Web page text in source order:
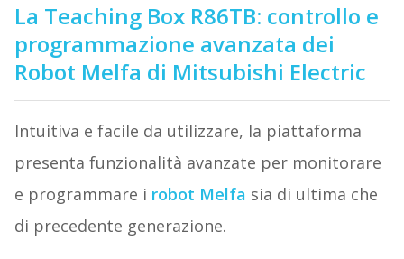
La Teaching Box R86TB: controllo e
programmazione avanzata dei
Robot Melfa di Mitsubishi Electric
Intuitiva e facile da utilizzare, la piattaforma
presenta funzionalità avanzate per monitorare
e programmare i robot Melfa sia di ultima che
di precedente generazione.